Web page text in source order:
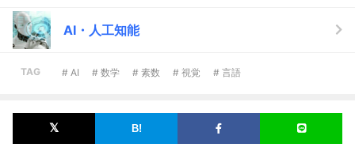
AI・人工知能
TAG # AI # 数学 # 素数 # 視覚 # 言語